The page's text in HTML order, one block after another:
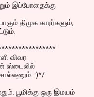
இப்போதைக்கு
திமுக காரர்களும்,
விவர
ஸ்டைலில்
:)*/
பூமிக்கு ஒரு இமயம்